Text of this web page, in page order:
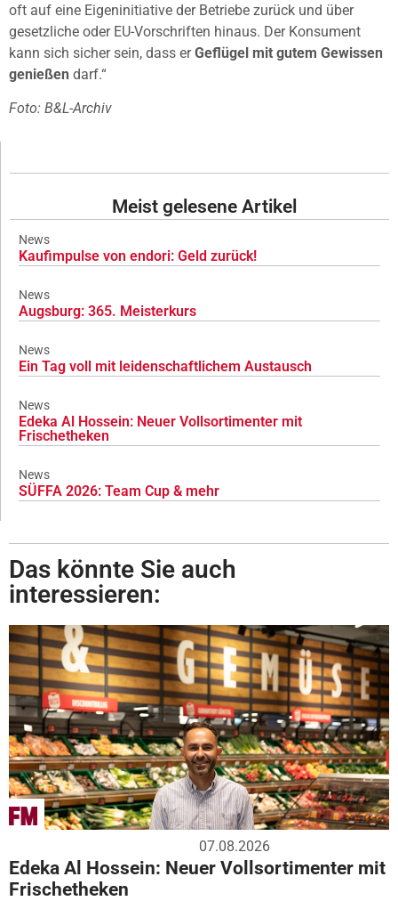
oft auf eine Eigeninitiative der Betriebe zurück und über
gesetzliche oder EU-Vorschriften hinaus. Der Konsument
kann sich sicher sein, dass erGeflügel mit gutem Gewissen
genießen darf.“
Foto: B&L-Archiv
Meist gelesene Artikel
News
Kaufimpulse von endori: Geld zurück!
News
Augsburg: 365. Meisterkurs
News
Ein Tag voll mit leidenschaftlichem Austausch
News
Edeka Al Hossein: Neuer Vollsortimenter mit
Frischetheken
News
SÜFFA 2026: Team Cup & mehr
Das könnte Sie auch
interessieren:
07.08.2026
Edeka Al Hossein: Neuer Vollsortimenter mit
Frischetheken